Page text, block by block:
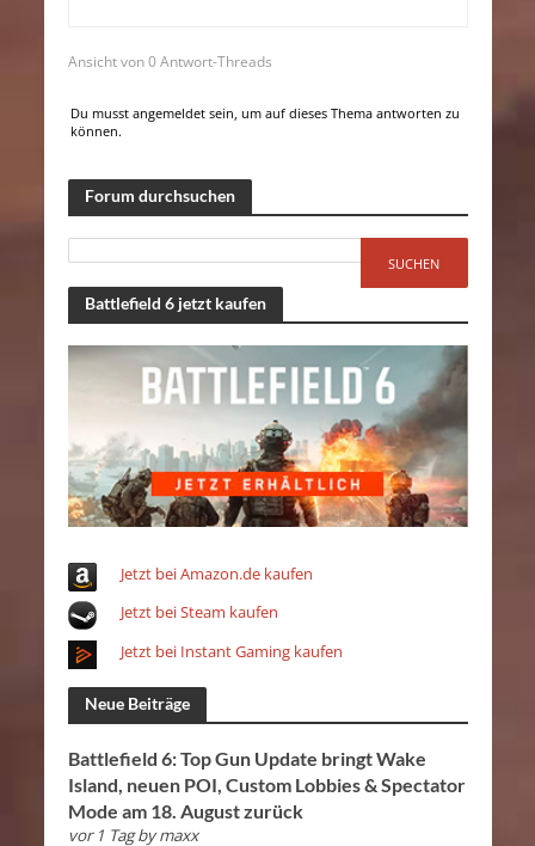
Ansicht von 0 Antwort-Threads
Du musst angemeldet sein, um auf dieses Thema antworten zu
können.
Forum durchsuchen
Battlefield 6 jetzt kaufen
Jetzt bei Amazon.de kaufen
Jetzt bei Steam kaufen
Jetzt bei Instant Gaming kaufen
Neue Beiträge
Battlefield 6: Top Gun Update bringt Wake
Island, neuen POI, Custom Lobbies & Spectator
Mode am 18. August zurück
vor 1 Tag bymaxx